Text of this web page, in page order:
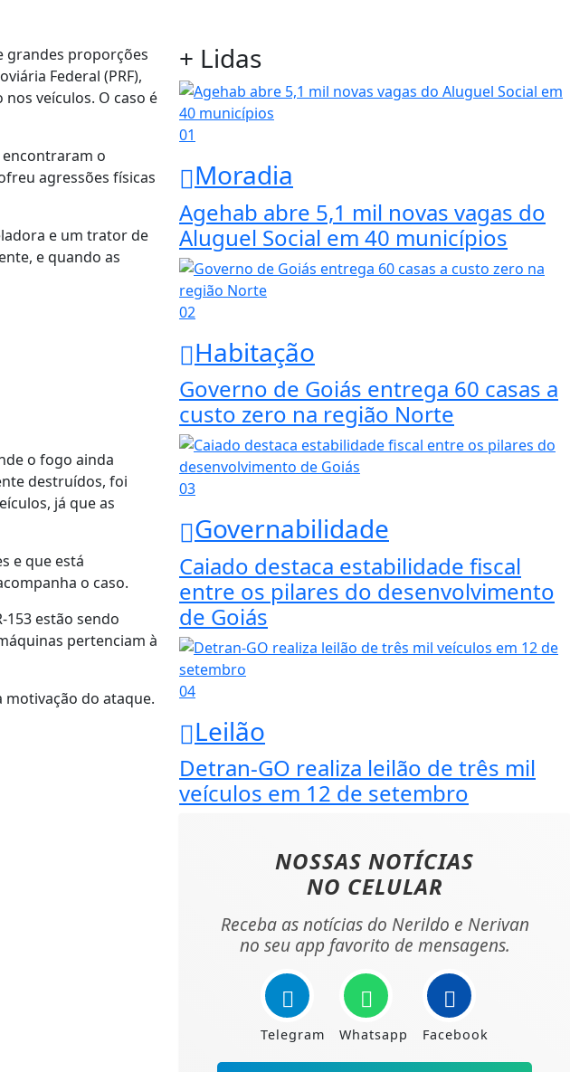
grandes proporções
Federal (PRF),
veículos. O caso é
encontraram o
agressões físicas
e um trator de
e quando as
o fogo ainda
destruídos, foi
já que as
e que está
o caso.
estão sendo
pertenciam à
motivação do ataque.
+ Lidas
01
Moradia
Agehab abre 5,1 mil novas vagas do
Aluguel Social em 40 municípios
02
Habitação
Governo de Goiás entrega 60 casas a
custo zero na região Norte
03
Governabilidade
Caiado destaca estabilidade fiscal
entre os pilares do desenvolvimento
de Goiás
04
Leilão
Detran-GO realiza leilão de três mil
veículos em 12 de setembro
NOSSAS NOTÍCIAS
NO CELULAR
Receba as notícias do Nerildo e Nerivan
no seu app favorito de mensagens.
Telegram Whatsapp Facebook